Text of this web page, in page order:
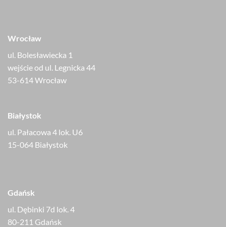
Wrocław
ul. Bolesławiecka 1
wejście od ul. Legnicka 44
53-614 Wrocław
Białystok
ul. Pałacowa 4 lok. U6
15-064 Białystok
Gdańsk
ul. Dębinki 7d lok. 4
80-211 Gdańsk